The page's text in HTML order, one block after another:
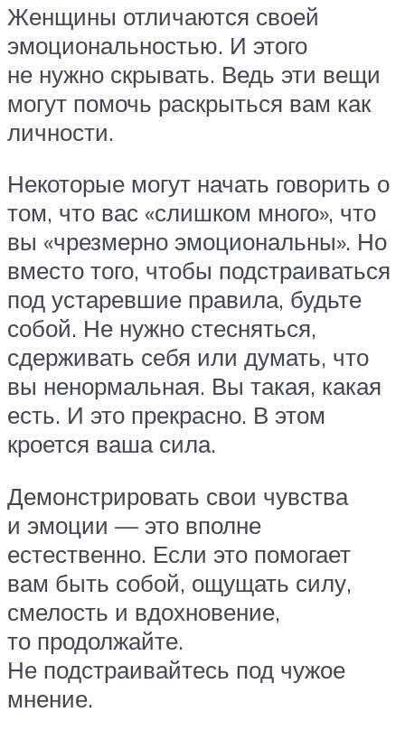
Женщины отличаются своей
эмоциональностью. И этого
не нужно скрывать. Ведь эти вещи
могут помочь раскрыться вам как
личности.
Некоторые могут начать говорить о
том, что вас «слишком много», что
вы «чрезмерно эмоциональны». Но
вместо того, чтобы подстраиваться
под устаревшие правила, будьте
собой. Не нужно стесняться,
сдерживать себя или думать, что
вы ненормальная. Вы такая, какая
есть. И это прекрасно. В этом
кроется ваша сила.
Демонстрировать свои чувства
и эмоции — это вполне
естественно. Если это помогает
вам быть собой, ощущать силу,
смелость и вдохновение,
то продолжайте.
Не подстраивайтесь под чужое
мнение.